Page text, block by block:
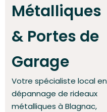
Métalliques
& Portes de
Garage
Votre spécialiste local en
dépannage de rideaux
métalliques à Blagnac,